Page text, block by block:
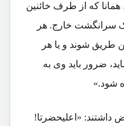
همانا که از طرف خائنین
سرانگشت خارج. هر
طریق شوند و یا هر
ضرور باید وی به
شود.»
داشتند: «اعلیحضرتا!